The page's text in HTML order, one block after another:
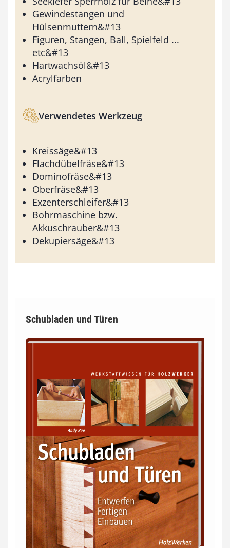
Gewindestangen und
Hülsenmuttern&#13
Figuren, Stangen, Ball, Spielfeld ...
etc&#13
Hartwachsöl&#13
Acrylfarben
Verwendetes Werkzeug
Kreissäge&#13
Flachdübelfräse&#13
Dominofräse&#13
Oberfräse&#13
Exzenterschleifer&#13
Bohrmaschine bzw.
Akkuschrauber&#13
Dekupiersäge&#13
Schubladen und Türen